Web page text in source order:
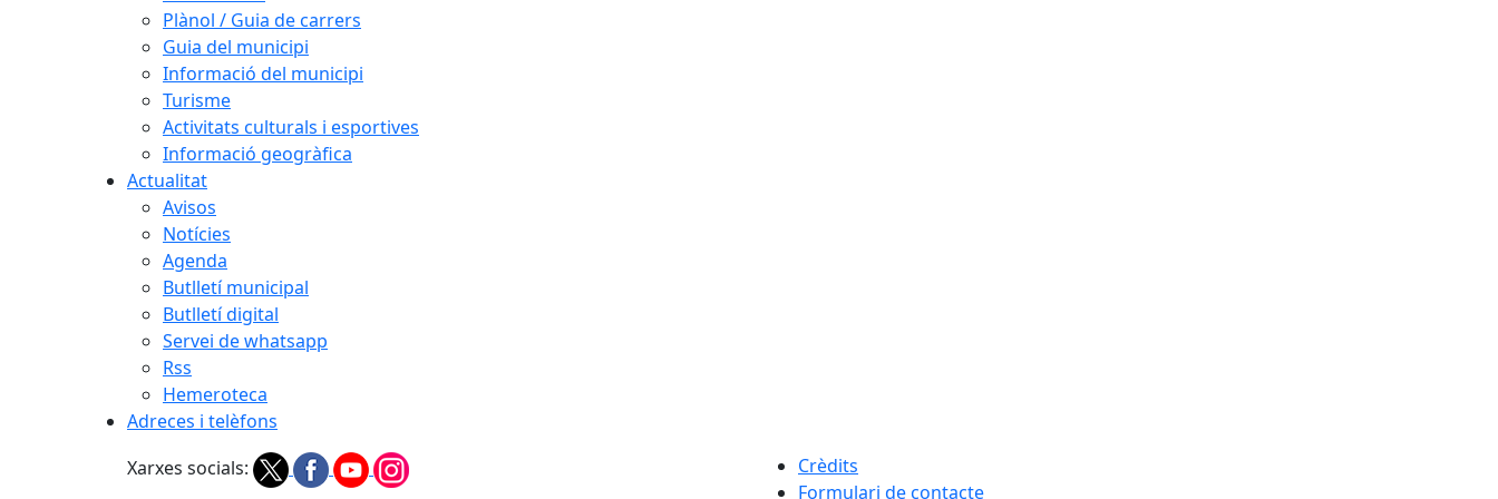
Plànol / Guia de carrers
Guia del municipi
Informació del municipi
Turisme
Activitats culturals i esportives
Informació geogràfica
Actualitat
Avisos
Notícies
Agenda
Butlletí municipal
Butlletí digital
Servei de whatsapp
Rss
Hemeroteca
Adreces i telèfons
Xarxes socials:
Crèdits
Formulari de contacte